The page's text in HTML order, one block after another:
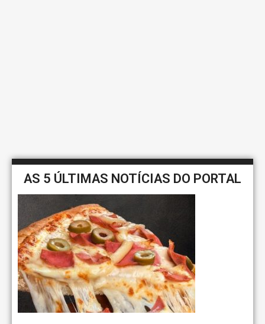
AS 5 ÚLTIMAS NOTÍCIAS DO PORTAL